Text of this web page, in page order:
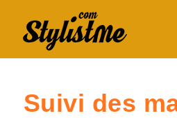
Suivi des